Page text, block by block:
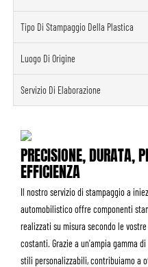
Tipo Di Stampaggio Della Plastica
Luogo Di Origine
Servizio Di Elaborazione
PRECISIONE, DURATA,
EFFICIENZA
Il nostro servizio di stampaggio a
automobilistico offre componenti
realizzati su misura secondo le
costanti. Grazie a un'ampia gamma
stili personalizzabili, contribuiamo a